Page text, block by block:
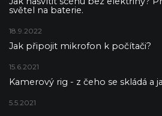
světel na baterie.
18.9.2022
Jak připojit mikrofon k počítači?
15.6.2021
Kamerový rig - z čeho se skládá a
5.5.2021